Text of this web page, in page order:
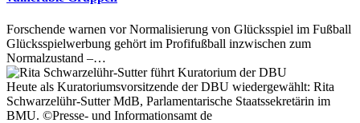
Forschende warnen vor Normalisierung von Glücksspiel im Fußball
Glücksspielwerbung gehört im Profifußball inzwischen zum
Normalzustand –…
Heute als Kuratoriumsvorsitzende der DBU wiedergewählt: Rita
Schwarzelühr-Sutter MdB, Parlamentarische Staatssekretärin im
BMU. ©Presse- und Informationsamt de